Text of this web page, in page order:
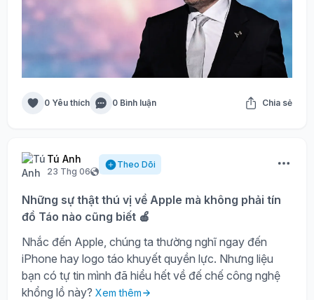
0 Yêu thích 0 Bình luận Chia sẻ
Tú Anh
23 Thg 06
Theo Dõi
Những sự thật thú vị về Apple mà không phải tín
đồ Táo nào cũng biết 🍎
Nhắc đến Apple, chúng ta thường nghĩ ngay đến
iPhone hay logo táo khuyết quyền lực. Nhưng liệu
bạn có tự tin mình đã hiểu hết về đế chế công nghệ
khổng lồ này? Xem thêm